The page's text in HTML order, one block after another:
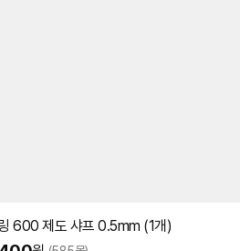
600 제도 샤프 0.5mm (1개)